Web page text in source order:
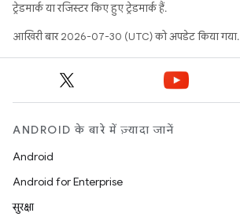
ट्रेडमार्क या रजिस्टर किए हुए ट्रेडमार्क हैं.
आखिरी बार 2026-07-30 (UTC) को अपडेट किया गया.
ANDROID के बारे में ज़्यादा जानें
Android
Android for Enterprise
सुरक्षा